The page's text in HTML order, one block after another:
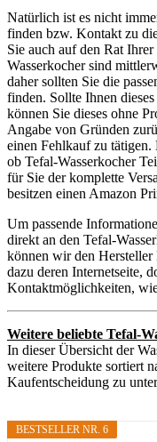
Natürlich ist es nicht
finden bzw. Kontakt zu
Sie auch auf den Rat
Wasserkocher sind
daher sollten Sie die
finden. Sollte Ihnen
können Sie dieses ohne
Angabe von Gründen
einen Fehlkauf zu tätigen.
ob Tefal-Wasserkocher
für Sie der komplette
besitzen einen Amazon
Um passende
direkt an den Tefal-
können wir den Hersteller
dazu deren Internetseite,
Kontaktmöglichkeiten,
Weitere beliebte Tefal-
In dieser Übersicht der
weitere Produkte sortiert
Kaufentscheidung zu
BESTSELLER NR. 6